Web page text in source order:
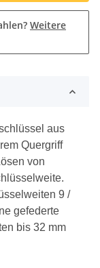
Weitere
aus
Quergriff
von
9 /
gefederte
bis 32 mm